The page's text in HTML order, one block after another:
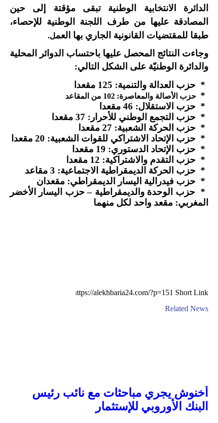
الدائرة الانتخابية الوطنية تبقى مؤقتة إلى حين
المصادقة عليها من طرف اللجنة الوطنية للإحصاء،
طبقا للمقتضيات القانونية الجاري بها العمل.
وجاءت النتائج المحصل عليها باحتساب الدوائر المحلية
والدائرة الوطنيّة على الشكل التالي:
* حزب العدالة والتنمية: 125 مقعدا
* حزب الأصالة والمعاصرة: 102 من المقاعد
* حزب الاستقلال: 46 مقعدا
* حزب التجمع الوطني للأحرار: 37 مقعدا
* حزب الحركة الشعبية: 27 مقعدا
* حزب الإتحاد الاشتراكي للقوات الشعبية: 20 مقعدا
* حزب الإتحاد الدستوري: 19 مقعدا
* حزب التقدم والاشتراكية: 12 مقعدا
* حزب الحركة الديمقراطية الاجتماعية: 3 مقاعد
* حزب فيدرالية اليسار الديمقراطي: مقعدان
* حزب الوحدة والديمقراطية – حزب اليسار الأخضر
المغربي: مقعد واحد لكل منهما
Short Link
Related News
أخنوش يجري مباحثات مع نائب رئيس
البنك الأوروبي للإستثمار